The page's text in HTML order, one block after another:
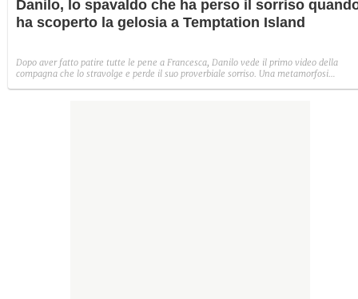
Danilo, lo spavaldo che ha perso il sorriso
ha scoperto la gelosia a Temptation Island
Dopo aver fatto patire tutte le pene a Francesca, Danilo vede il primo video della
compagna che lo stravolge e perde il suo proverbiale sorriso. Una metamorfosi